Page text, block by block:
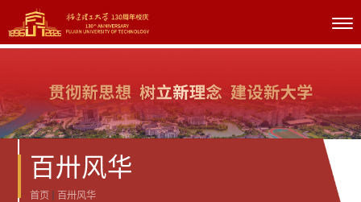
百卅风华
首页 百卅风华